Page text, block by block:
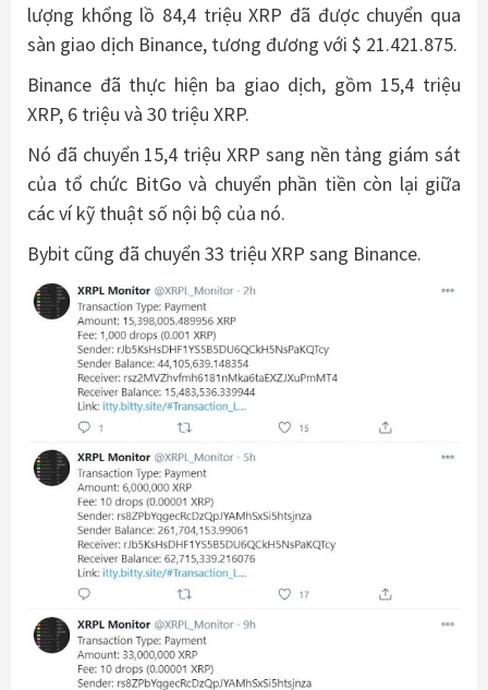
lượng khổng lồ 84,4 triệu XRP đã được chuyển qua
sàn giao dịch Binance, tương đương với $ 21.421.875.
Binance đã thực hiện ba giao dịch, gồm 15,4 triệu
XRP, 6 triệu và 30 triệu XRP.
Nó đã chuyển 15,4 triệu XRP sang nền tảng giám sát
của tổ chức BitGo và chuyển phần tiền còn lại giữa
các ví kỹ thuật số nội bộ của nó.
Bybit cũng đã chuyển 33 triệu XRP sang Binance.